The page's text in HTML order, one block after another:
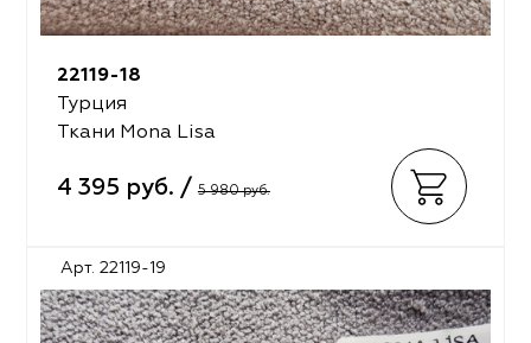
22119-18
Турция
Ткани Mona Lisa
4 395 руб. / 5 980 руб.
Арт. 22119-19